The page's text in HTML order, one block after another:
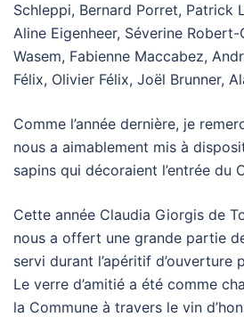
Schleppi, Bernard Porret, Patrick
Aline Eigenheer, Séverine
Wasem, Fabienne Maccabez,
Félix, Olivier Félix, Joël Brunner,
Comme l’année dernière, je
nous a aimablement mis à
sapins qui décoraient l’entrée du
Cette année Claudia Giorgis de
nous a offert une grande partie
servi durant l’apéritif d’ouverture
Le verre d’amitié a été comme
la Commune à travers le vin